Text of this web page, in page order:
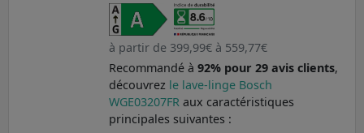
à partir de 399,99€ à 559,77€
Recommandé à 92% pour 29 avis clients,
découvrez le lave-linge Bosch
WGE03207FR aux caractéristiques
principales suivantes :